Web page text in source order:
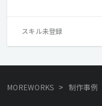
スキル未登録
MOREWORKS > 制作事例